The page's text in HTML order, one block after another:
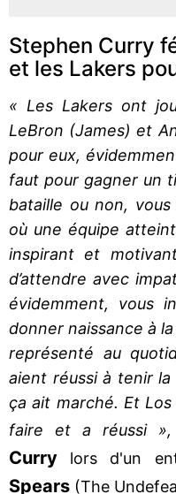
Stephen Curry
et les Lakers
« Les Lakers ont
LeBron (James) et
pour eux,
faut pour gagner un
bataille ou non,
où une équipe
inspirant et
d’attendre avec
évidemment, vous
donner naissance à
représenté au
aient réussi à tenir
ça ait marché. Et
faire et a réussi »,
Curry lors d'un
Spears (The